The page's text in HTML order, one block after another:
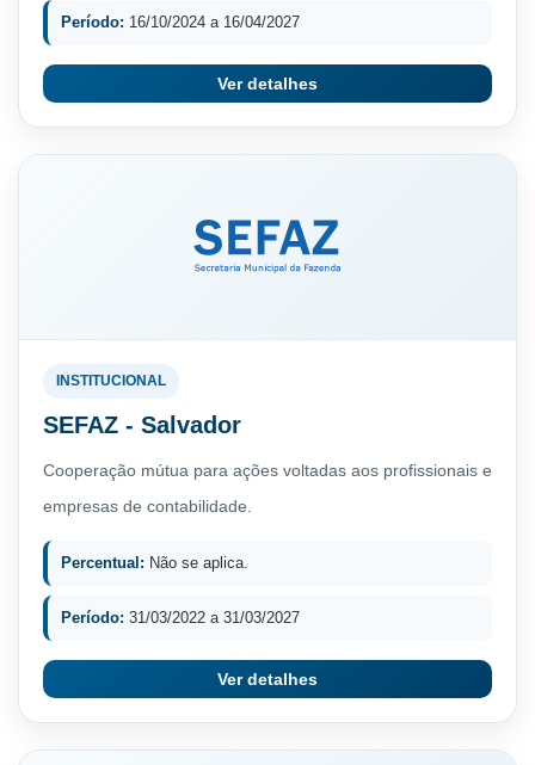
Período: 16/10/2024 a 16/04/2027
Ver detalhes
INSTITUCIONAL
SEFAZ - Salvador
Cooperação mútua para ações voltadas aos profissionais e
empresas de contabilidade.
Percentual: Não se aplica.
Período: 31/03/2022 a 31/03/2027
Ver detalhes